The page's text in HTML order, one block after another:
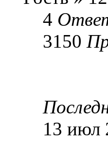
4
3150
13 июл